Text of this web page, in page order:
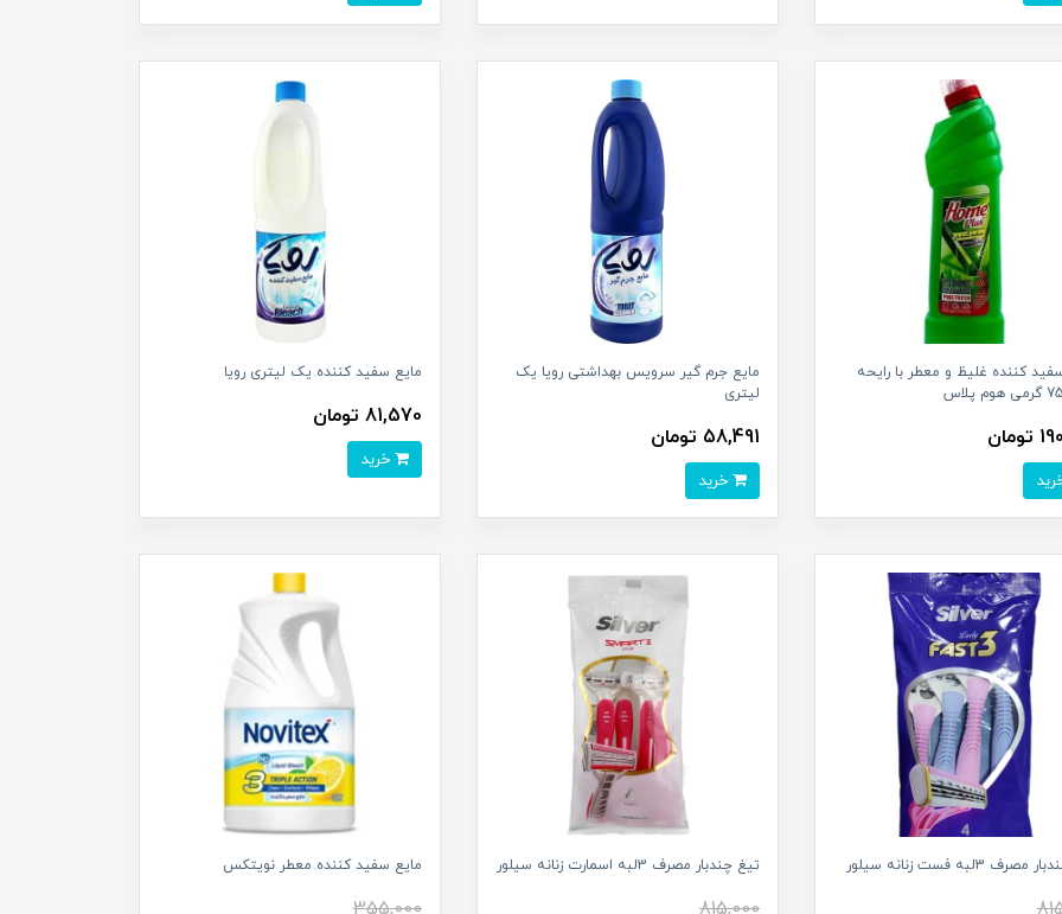
کننده غلیظ و معطر با رایحه
مایع جرم گیر سرویس بهداشتی رویا یک
لیتری
58,491 تومان
خرید
مایع سفید کننده یک لیتری رویا
81,570 تومان
خرید
3لبه فست زنانه سیلور تیغ چندبار مصرف 3لبه اسمارت زنانه سیلور مایع سفید کننده معطر نویتکس